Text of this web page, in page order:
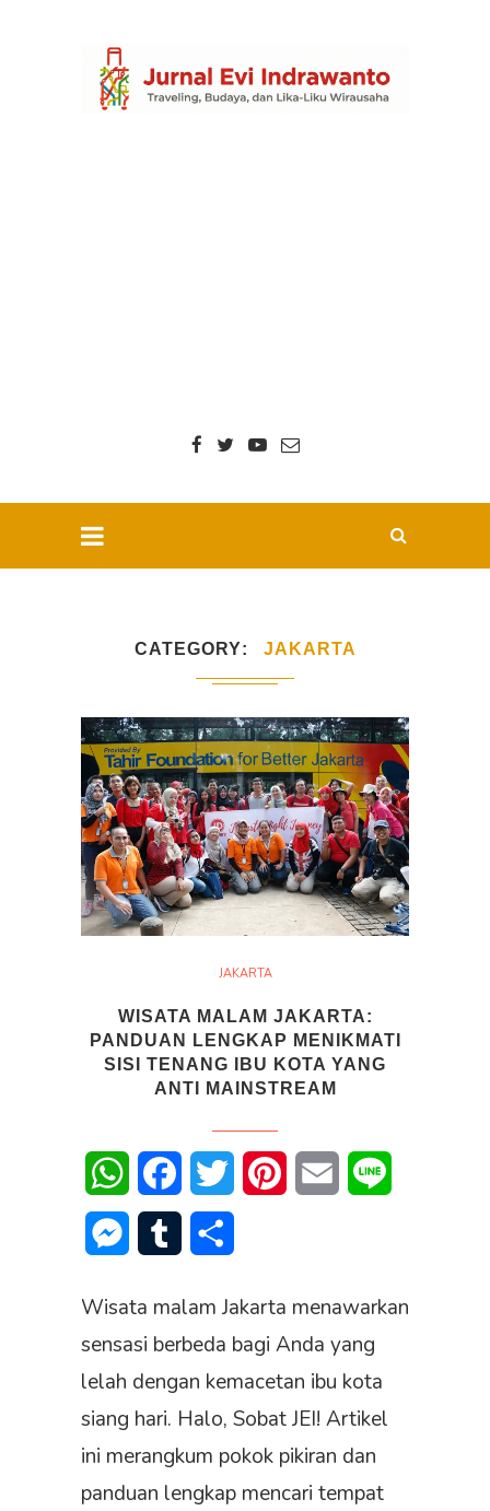
CATEGORY JAKARTA
JAKARTA
WISATA MALAM JAKARTA:
PANDUAN LENGKAP MENIKMATI
SISI TENANG IBU KOTA YANG
ANTI MAINSTREAM
WhatsAppFacebookTwitter PinterestEmail
Messenger
Tumblr
Wisata malam Jakarta menawarkan
sensasi berbeda bagi Anda yang
lelah dengan kemacetan ibu kota
siang hari. Halo, Sobat JEI! Artikel
ini merangkum pokok pikiran dan
panduan lengkap mencari tempat